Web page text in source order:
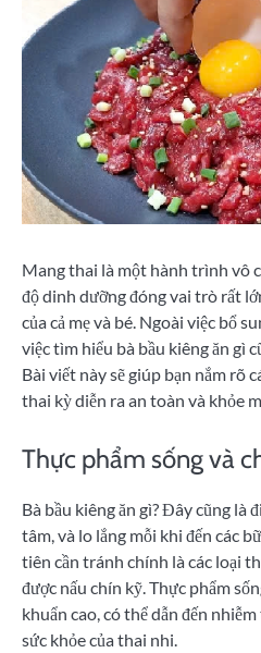
Mang thai là một hành trình vô
độ dinh dưỡng đóng vai trò rất
của cả mẹ và bé. Ngoài việc bổ
việc tìm hiểu bà bầu kiêng ăn gì
Bài viết này sẽ giúp bạn nắm rõ
thai kỳ diễn ra an toàn và khỏe
Thực phẩm sống và
Bà bầu kiêng ăn gì? Đây cũng là
tâm, và lo lắng mỗi khi đến các
tiên cần tránh chính là các loại
được nấu chín kỹ. Thực phẩm
khuẩn cao, có thể dẫn đến
sức khỏe của thai nhi.